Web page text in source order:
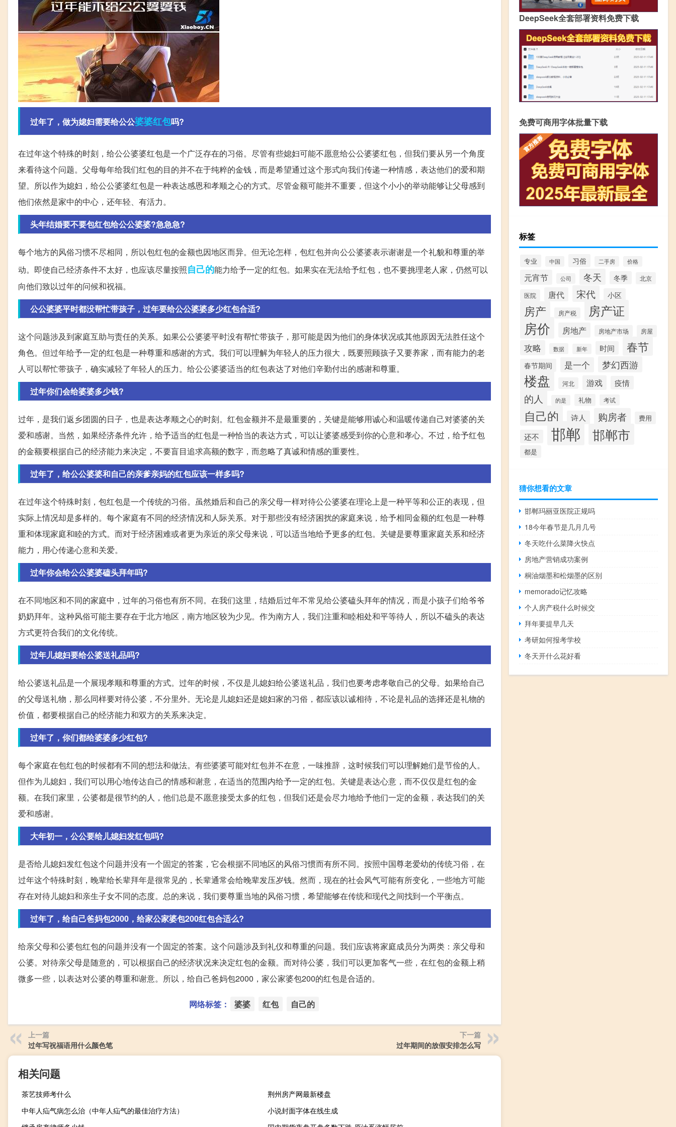
过年了，做为媳妇需要给公公婆婆红包吗?
在过年这个特殊的时刻，给公公婆婆红包是一个广泛存在的习俗。尽管有些媳妇可能不愿意给公公婆婆红包，但我们要从另一个角度
来看待这个问题。父母每年给我们红包的目的并不在于纯粹的金钱，而是希望通过这个形式向我们传递一种情感，表达他们的爱和期
望。所以作为媳妇，给公公婆婆红包是一种表达感恩和孝顺之心的方式。尽管金额可能并不重要，但这个小小的举动能够让父母感到
他们依然是家中的中心，还年轻、有活力。
头年结婚要不要包红包给公公婆婆?急急急?
每个地方的风俗习惯不尽相同，所以包红包的金额也因地区而异。但无论怎样，包红包并向公公婆婆表示谢谢是一个礼貌和尊重的举
动。即使自己经济条件不太好，也应该尽量按照自己的能力给予一定的红包。如果实在无法给予红包，也不要挑理老人家，仍然可以
向他们致以过年的问候和祝福。
公公婆婆平时都没帮忙带孩子，过年要给公公婆婆多少红包合适?
这个问题涉及到家庭互助与责任的关系。如果公公婆婆平时没有帮忙带孩子，那可能是因为他们的身体状况或其他原因无法胜任这个
角色。但过年给予一定的红包是一种尊重和感谢的方式。我们可以理解为年轻人的压力很大，既要照顾孩子又要养家，而有能力的老
人可以帮忙带孩子，确实减轻了年轻人的压力。给公公婆婆适当的红包表达了对他们辛勤付出的感谢和尊重。
过年你们会给婆婆多少钱?
过年，是我们返乡团圆的日子，也是表达孝顺之心的时刻。红包金额并不是最重要的，关键是能够用诚心和温暖传递自己对婆婆的关
爱和感谢。当然，如果经济条件允许，给予适当的红包是一种恰当的表达方式，可以让婆婆感受到你的心意和孝心。不过，给予红包
的金额要根据自己的经济能力来决定，不要盲目追求高额的数字，而忽略了真诚和情感的重要性。
过年了，给公公婆婆和自己的亲爹亲妈的红包应该一样多吗?
在过年这个特殊时刻，包红包是一个传统的习俗。虽然婚后和自己的亲父母一样对待公公婆婆在理论上是一种平等和公正的表现，但
实际上情况却是多样的。每个家庭有不同的经济情况和人际关系。对于那些没有经济困扰的家庭来说，给予相同金额的红包是一种尊
重和体现家庭和睦的方式。而对于经济困难或者更为亲近的亲父母来说，可以适当地给予更多的红包。关键是要尊重家庭关系和经济
能力，用心传递心意和关爱。
过年你会给公公婆婆磕头拜年吗?
在不同地区和不同的家庭中，过年的习俗也有所不同。在我们这里，结婚后过年不常见给公婆磕头拜年的情况，而是小孩子们给爷爷
奶奶拜年。这种风俗可能主要存在于北方地区，南方地区较为少见。作为南方人，我们注重和睦相处和平等待人，所以不磕头的表达
方式更符合我们的文化传统。
过年儿媳妇要给公婆送礼品吗?
给公婆送礼品是一个展现孝顺和尊重的方式。过年的时候，不仅是儿媳妇给公婆送礼品，我们也要考虑孝敬自己的父母。如果给自己
的父母送礼物，那么同样要对待公婆，不分里外。无论是儿媳妇还是媳妇家的习俗，都应该以诚相待，不论是礼品的选择还是礼物的
价值，都要根据自己的经济能力和双方的关系来决定。
过年了，你们都给婆婆多少红包?
每个家庭在包红包的时候都有不同的想法和做法。有些婆婆可能对红包并不在意，一味推辞，这时候我们可以理解她们是节俭的人。
但作为儿媳妇，我们可以用心地传达自己的情感和谢意，在适当的范围内给予一定的红包。关键是表达心意，而不仅仅是红包的金
额。在我们家里，公婆都是很节约的人，他们总是不愿意接受太多的红包，但我们还是会尽力地给予他们一定的金额，表达我们的关
爱和感谢。
大年初一，公公要给儿媳妇发红包吗?
是否给儿媳妇发红包这个问题并没有一个固定的答案，它会根据不同地区的风俗习惯而有所不同。按照中国尊老爱幼的传统习俗，在
过年这个特殊时刻，晚辈给长辈拜年是很常见的，长辈通常会给晚辈发压岁钱。然而，现在的社会风气可能有所变化，一些地方可能
存在对待儿媳妇和亲生子女不同的态度。总的来说，我们要尊重当地的风俗习惯，希望能够在传统和现代之间找到一个平衡点。
过年了，给自己爸妈包2000，给家公家婆包200红包合适么?
给亲父母和公婆包红包的问题并没有一个固定的答案。这个问题涉及到礼仪和尊重的问题。我们应该将家庭成员分为两类：亲父母和
公婆。对待亲父母是随意的，可以根据自己的经济状况来决定红包的金额。而对待公婆，我们可以更加客气一些，在红包的金额上稍
微多一些，以表达对公婆的尊重和谢意。所以，给自己爸妈包2000，家公家婆包200的红包是合适的。
网络标签： 婆婆 红包 自己的
上一篇
过年写祝福语用什么颜色笔
下一篇
过年期间的放假安排怎么写
相关问题
茶艺技师考什么
荆州房产网最新楼盘
中年人疝气病怎么治（中年人疝气的最佳治疗方法）
小说封面字体在线生成
DeepSeek全套部署资料免费下载
免费可商用字体批量下载
标签
专业 中国 习俗 二手房 价格
元宵节 公司 冬天 冬季
北京
医院
唐代 宋代 小区
房产 房产税 房产证
房价 房地产 房地产市场 房屋
攻略 数据 新年 时间 春节
春节期间 是一个 梦幻西游
楼盘 河北 游戏 疫情
的人 的是 礼物 考试
自己的 诗人 购房者 费用
还不 邯郸 邯郸市
都是
猜你想看的文章
邯郸玛丽亚医院正规吗
18今年春节是几月几号
冬天吃什么菜降火快点
房地产营销成功案例
桐油烟墨和松烟墨的区别
memorado记忆攻略
个人房产税什么时候交
拜年要提早几天
考研如何报考学校
冬天开什么花好看